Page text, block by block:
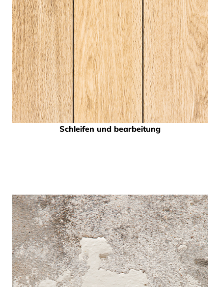
Schleifen und bearbeitung